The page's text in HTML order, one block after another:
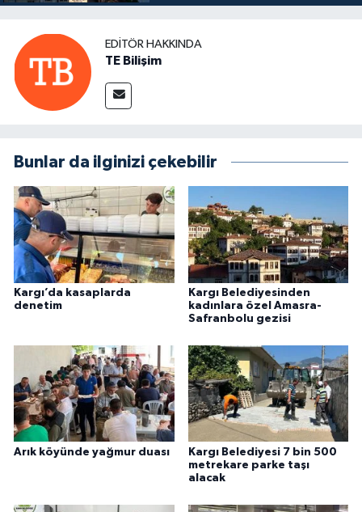
EDITÖR HAKKINDA
TE Bilişim
Bunlar da ilginizi çekebilir
Kargı’da kasaplarda
denetim
Kargı Belediyesinden
kadınlara özel Amasra-
Safranbolu gezisi
Arık köyünde yağmur duası
Kargı Belediyesi 7 bin 500
metrekare parke taşı
alacak